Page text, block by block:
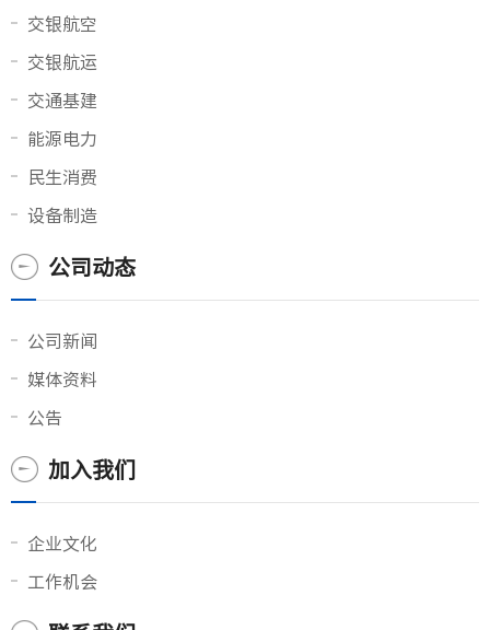
交银航空
交银航运
交通基建
能源电力
民生消费
设备制造
公司动态
公司新闻
媒体资料
公告
加入我们
企业文化
工作机会